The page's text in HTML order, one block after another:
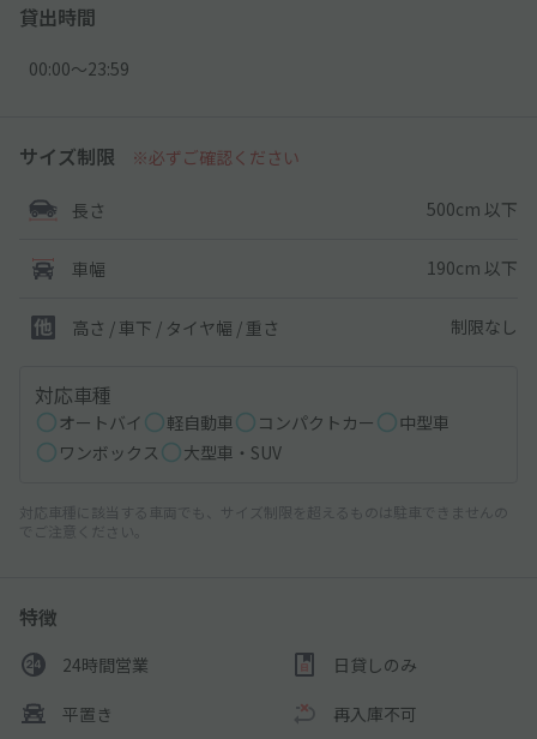
貸出時間
00:00〜23:59
サイズ制限 ※必ずご確認ください
長さ 500cm 以下
車幅 190cm 以下
高さ / 車下 / タイヤ幅 / 重さ 制限なし
対応車種
オートバイ 軽自動車 コンパクトカー
中型車
ワンボックス
大型車・SUV
対応車種に該当する車両でも、サイズ制限を超えるものは駐車できませんの
でご注意ください。
特徴
24時間営業 日貸しのみ
平置き 再入庫不可